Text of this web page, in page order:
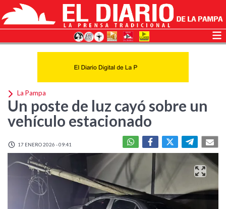
La Pampa
Un poste de luz cayó sobre un
vehículo estacionado
17 ENERO 2026 - 09:41